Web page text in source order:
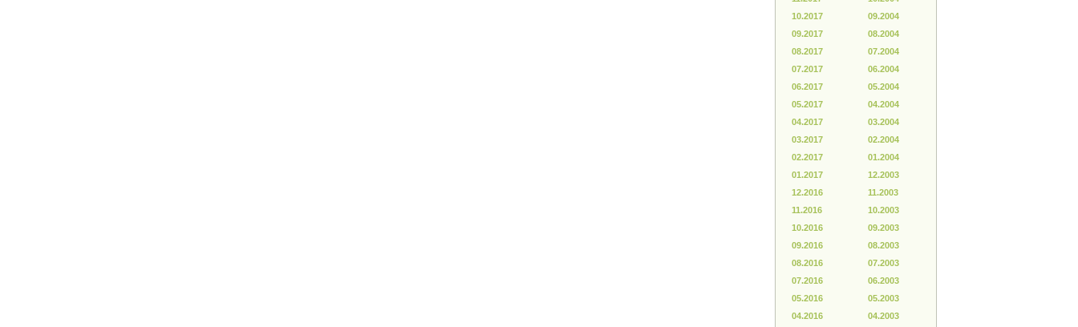
10.2017
09.2017
08.2017
07.2017
06.2017
05.2017
04.2017
03.2017
02.2017
01.2017
12.2016
11.2016
10.2016
09.2016
08.2016
07.2016
05.2016
04.2016
09.2004
08.2004
07.2004
06.2004
05.2004
04.2004
03.2004
02.2004
01.2004
12.2003
11.2003
10.2003
09.2003
08.2003
07.2003
06.2003
05.2003
04.2003